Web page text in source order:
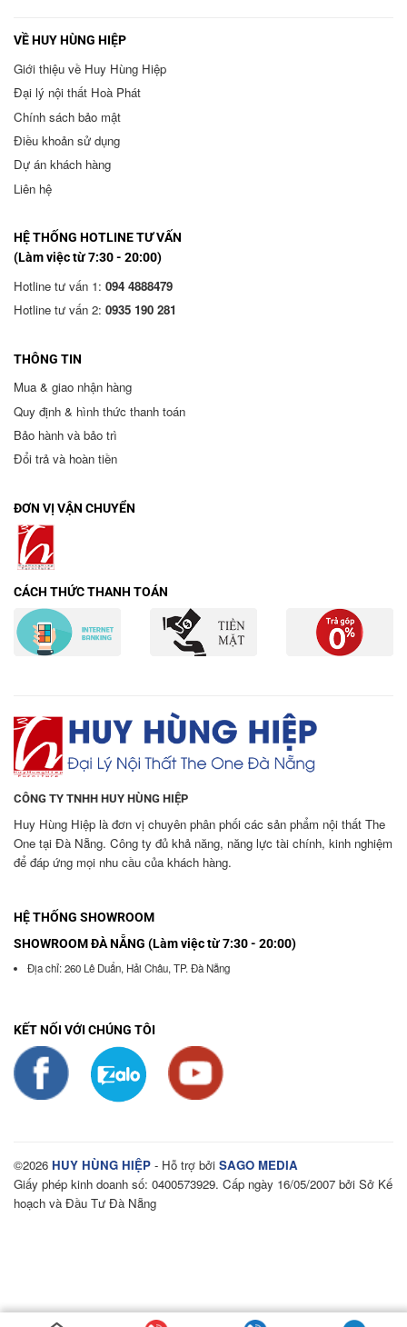
VỀ HUY HÙNG HIỆP
Giới thiệu về Huy Hùng Hiệp
Đại lý nội thất Hoà Phát
Chính sách bảo mật
Điều khoản sử dụng
Dự án khách hàng
Liên hệ
HỆ THỐNG HOTLINE TƯ VẤN
(Làm việc từ 7:30 - 20:00)
Hotline tư vấn 1: 094 4888479
Hotline tư vấn 2: 0935 190 281
THÔNG TIN
Mua & giao nhận hàng
Quy định & hình thức thanh toán
Bảo hành và bảo trì
Đổi trả và hoàn tiền
ĐƠN VỊ VẬN CHUYỂN
CÁCH THỨC THANH TOÁN
CÔNG TY TNHH HUY HÙNG HIỆP
Huy Hùng Hiệp là đơn vị chuyên phân phối các sản phẩm nội thất The
One tại Đà Nẵng. Công ty đủ khả năng, năng lực tài chính, kinh nghiệm
để đáp ứng mọi nhu cầu của khách hàng.
HỆ THỐNG SHOWROOM
SHOWROOM ĐÀ NẴNG (Làm việc từ 7:30 - 20:00)
Địa chỉ: 260 Lê Duẩn, Hải Châu, TP. Đà Nẵng
KẾT NỐI VỚI CHÚNG TÔI
©2026 HUY HÙNG HIỆP - Hỗ trợ bởi SAGO MEDIA
Giấy phép kinh doanh số: 0400573929. Cấp ngày 16/05/2007 bởi Sở Kế
hoạch và Đầu Tư Đà Nẵng